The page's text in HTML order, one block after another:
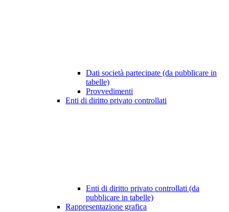
Dati società partecipate (da pubblicare in
tabelle)
Provvedimenti
Enti di diritto privato controllati
Enti di diritto privato controllati (da
pubblicare in tabelle)
Rappresentazione grafica